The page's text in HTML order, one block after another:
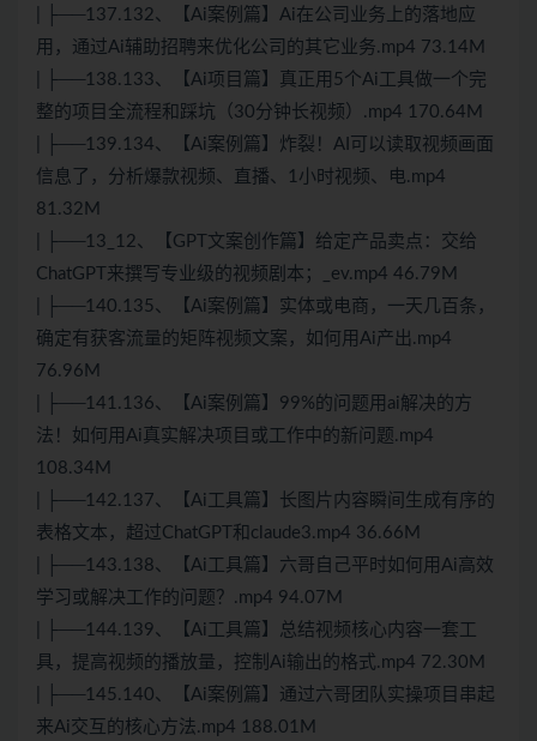
| ├──137.132、【Ai案例篇】Ai在公司业务上的落地应
用，通过Ai辅助招聘来优化公司的其它业务.mp4 73.14M
| ├──138.133、【Ai项目篇】真正用5个Ai工具做一个完
整的项目全流程和踩坑（30分钟长视频）.mp4 170.64M
| ├──139.134、【Ai案例篇】炸裂！AI可以读取视频画面
信息了，分析爆款视频、直播、1小时视频、电.mp4
81.32M
| ├──13_12、【GPT文案创作篇】给定产品卖点：交给
ChatGPT来撰写专业级的视频剧本；_ev.mp4 46.79M
| ├──140.135、【Ai案例篇】实体或电商，一天几百条，
确定有获客流量的矩阵视频文案，如何用Ai产出.mp4
76.96M
| ├──141.136、【Ai案例篇】99%的问题用ai解决的方
法！如何用Ai真实解决项目或工作中的新问题.mp4
108.34M
| ├──142.137、【Ai工具篇】长图片内容瞬间生成有序的
表格文本，超过ChatGPT和claude3.mp4 36.66M
| ├──143.138、【Ai工具篇】六哥自己平时如何用Ai高效
学习或解决工作的问题？.mp4 94.07M
| ├──144.139、【Ai工具篇】总结视频核心内容一套工
具，提高视频的播放量，控制Ai输出的格式.mp4 72.30M
| ├──145.140、【Ai案例篇】通过六哥团队实操项目串起
来Ai交互的核心方法.mp4 188.01M